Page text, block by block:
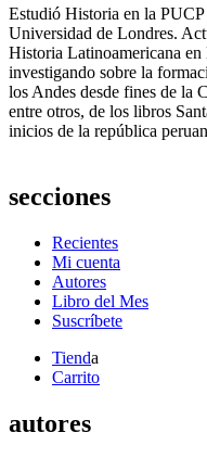
Estudió Historia en la
Universidad de Londres.
Historia Latinoamericana
investigando sobre la
los Andes desde fines de la
entre otros, de los libros
inicios de la república
secciones
Recientes
Mi cuenta
Autores
Libro del Mes
Suscríbete
Tienda
Carrito
autores